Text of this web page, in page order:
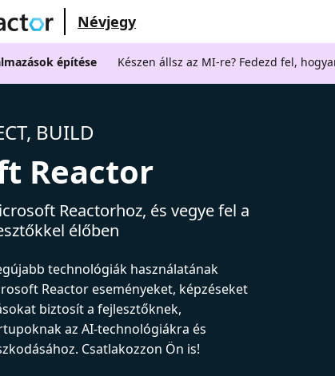
Névjegy
építése Készen állsz az MI-re? Fedezd fel,
BUILD
Reactor
Reactorhoz, és vegye fel a
élőben
technológiák használatának
Reactor eseményeket, képzéseket
biztosít a fejlesztőknek,
az AI-technológiákra és
Csatlakozzon Ön is!